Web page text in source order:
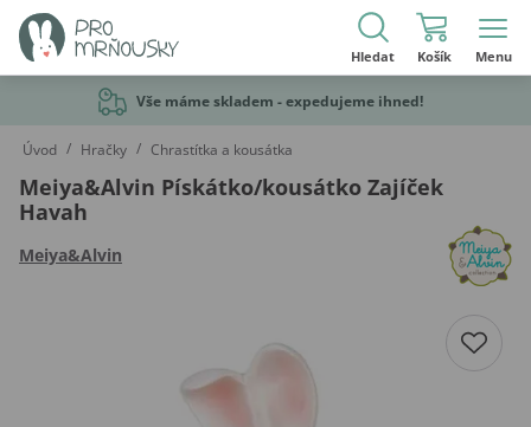
Hledat Košík Menu
Vše máme skladem - expedujeme ihned!
Úvod / Hračky / Chrastítka a kousátka
Meiya&Alvin Pískátko/kousátko Zajíček
Havah
Meiya&Alvin